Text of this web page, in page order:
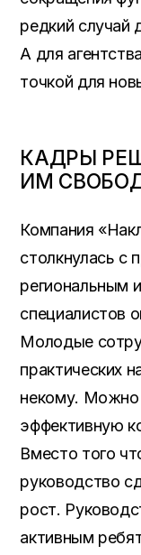
редкий случай
А для
точкой для
КАДРЫ
ИМ
Компания
столкнулась с
региональным
специалистов
Молодые
практических
некому. Можно
эффективную
Вместо того
руководство
рост.
активным